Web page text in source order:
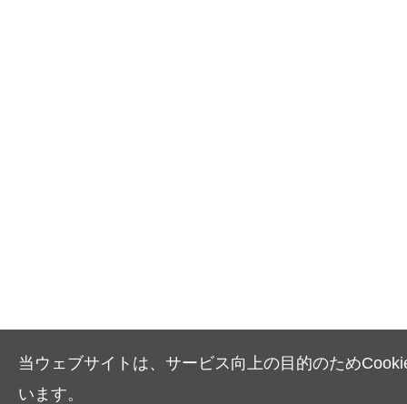
当ウェブサイトは、サービス向上の目的のため
います。